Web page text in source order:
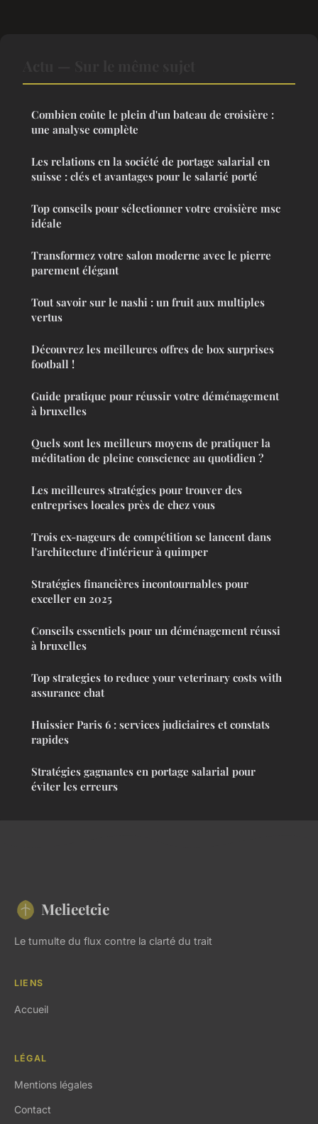
Combien coûte le plein d'un bateau de croisière :
une analyse complète
Les relations en la société de portage salarial en
suisse : clés et avantages pour le salarié porté
Top conseils pour sélectionner votre croisière msc
idéale
Transformez votre salon moderne avec le pierre
parement élégant
Tout savoir sur le nashi : un fruit aux multiples
vertus
Découvrez les meilleures offres de box surprises
football !
Guide pratique pour réussir votre déménagement
à bruxelles
Quels sont les meilleurs moyens de pratiquer la
méditation de pleine conscience au quotidien ?
Les meilleures stratégies pour trouver des
entreprises locales près de chez vous
Trois ex-nageurs de compétition se lancent dans
l'architecture d'intérieur à quimper
Stratégies financières incontournables pour
exceller en 2025
Conseils essentiels pour un déménagement réussi
à bruxelles
Top strategies to reduce your veterinary costs with
assurance chat
Huissier Paris 6 : services judiciaires et constats
rapides
Stratégies gagnantes en portage salarial pour
éviter les erreurs
Melieetcie
Le tumulte du flux contre la clarté du trait
LIENS
Accueil
LÉGAL
Mentions légales
Contact